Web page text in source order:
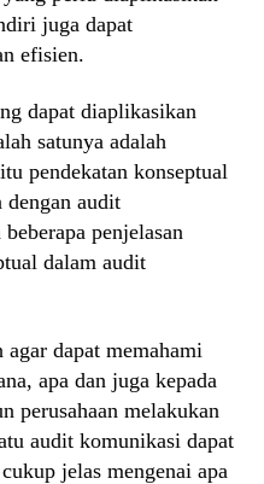
juga dapat
efisien.
dapat diaplikasikan
satunya adalah
pendekatan konseptual
dengan audit
penjelasan
dalam audit
dapat memahami
apa dan juga kepada
perusahaan melakukan
audit komunikasi dapat
jelas mengenai apa